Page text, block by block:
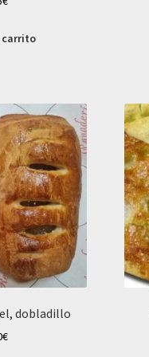
carrito
dobladillo
€